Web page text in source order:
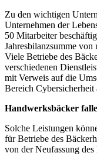
Zu den wichtigen
Unternehmen der
50 Mitarbeiter
Jahresbilanzsumme
Viele Betriebe des
verschiedenen
mit Verweis auf die
Bereich Cybersicherheit
Handwerksbäcker
Solche Leistungen
für Betriebe des
von der Neufassung